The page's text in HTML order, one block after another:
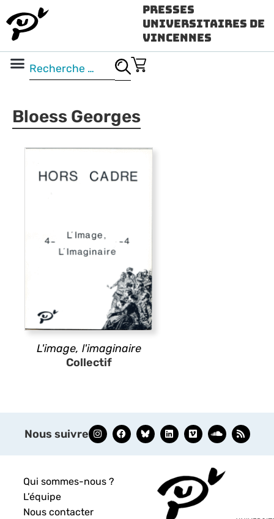
Presses
Universitaires de
Vincennes
Bloess Georges
L'image, l'imaginaire
Collectif
Nous suivre
Qui sommes-nous ?
L’équipe
Nous contacter